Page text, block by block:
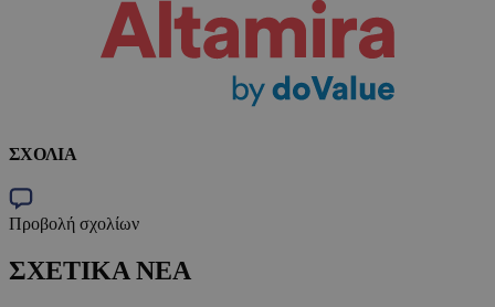
ΣΧΟΛΙΑ
Προβολή σχολίων
ΣΧΕΤΙΚΑ ΝΕΑ